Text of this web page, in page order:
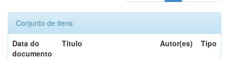
Conjunto de itens:
Data do
documento
Título Autor(es) Tipo